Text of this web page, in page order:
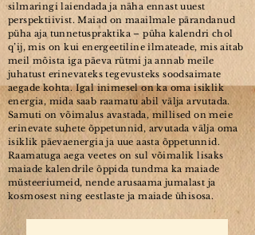
silmaringi laiendada ja näha ennast uuest
perspektiivist. Maiad on maailmale pärandanud
püha aja tunnetuspraktika – püha kalendri chol
q’ij, mis on kui energeetiline ilmateade, mis aitab
meil mõista iga päeva rütmi ja annab meile
juhatust erinevateks tegevusteks soodsaimate
aegade kohta. Igal inimesel on ka oma isiklik
energia, mida saab raamatu abil välja arvutada.
Samuti on võimalus avastada, millised on meie
erinevate suhete õppetunnid, arvutada välja oma
isiklik päevaenergia ja uue aasta õppetunnid.
Raamatuga aega veetes on sul võimalik lisaks
maiade kalendrile õppida tundma ka maiade
müsteeriumeid, nende arusaama jumalast ja
kosmosest ning eestlaste ja maiade ühisosa.